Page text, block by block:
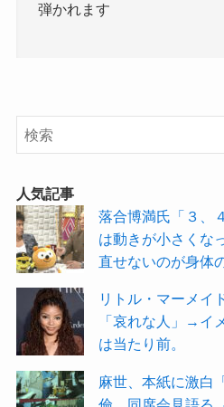
弾かれます
人気記事
落合博満氏「３、
は動きが小さくな
直せないのが身体
リトル・マーメイ
「哀れな人」→イ
は当たり前。
麻世、本紙に激白